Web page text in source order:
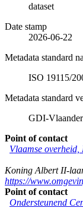
dataset
Date stamp
2026-06-22
Metadata standard
ISO 19115/
Metadata standard
GDI-
Point of contact
Vlaamse
Koning Albert II-
https://
Point of contact
Ondersteunend